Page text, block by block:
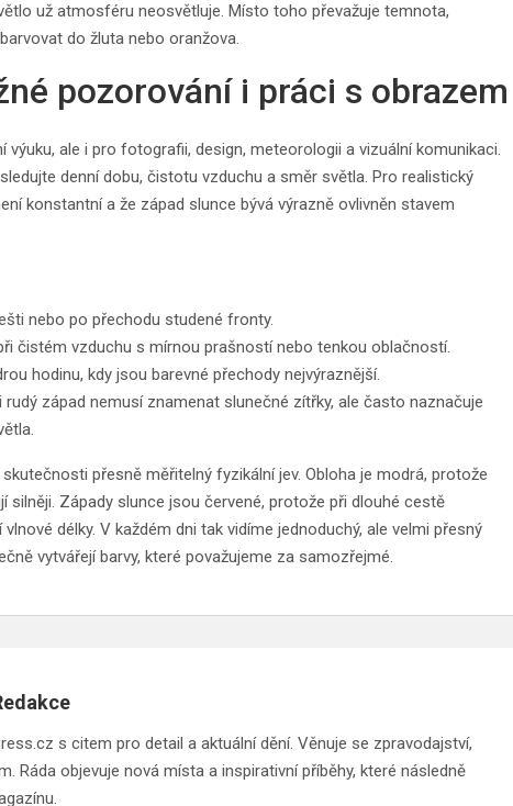
už atmosféru neosvětluje. Místo toho převažuje temnota,
do žluta nebo oranžova.
pozorování i práci s obrazem
ale i pro fotografii, design, meteorologii a vizuální komunikaci.
denní dobu, čistotu vzduchu a směr světla. Pro realistický
konstantní a že západ slunce bývá výrazně ovlivněn stavem
nebo po přechodu studené fronty.
čistém vzduchu s mírnou prašností nebo tenkou oblačností.
hodinu, kdy jsou barevné přechody nejvýraznější.
západ nemusí znamenat slunečné zítřky, ale často naznačuje
přesně měřitelný fyzikální jev. Obloha je modrá, protože
Západy slunce jsou červené, protože při dlouhé cestě
délky. V každém dni tak vidíme jednoduchý, ale velmi přesný
vytvářejí barvy, které považujeme za samozřejmé.
s citem pro detail a aktuální dění. Věnuje se zpravodajství,
Ráda objevuje nová místa a inspirativní příběhy, které následně